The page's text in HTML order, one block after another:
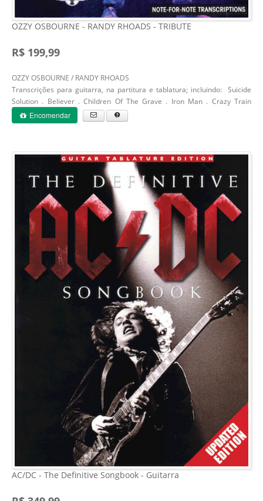
OZZY OSBOURNE - RANDY RHOADS - TRIBUTE
R$ 199,99
OZZY OSBOURNE / RANDY RHOADS
Transcrições para guitarra, na partitura e tablatura; incluindo: Suicide
Solution . Believer .Children Of The Grave . Iron Man . Crazy Train
Encomendar
AC/DC - The Definitive Songbook - Guitarra